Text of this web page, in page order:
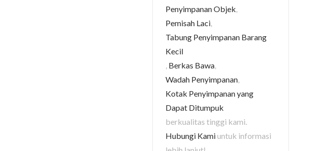
Penyimpanan Objek,
Pemisah Laci,
Tabung Penyimpanan Barang
Kecil
, Berkas Bawa,
Wadah Penyimpanan,
Kotak Penyimpanan yang
Dapat Ditumpuk
berkualitas tinggi kami.
Hubungi Kamiuntuk informasi